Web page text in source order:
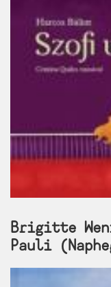
Brigitte
Pauli